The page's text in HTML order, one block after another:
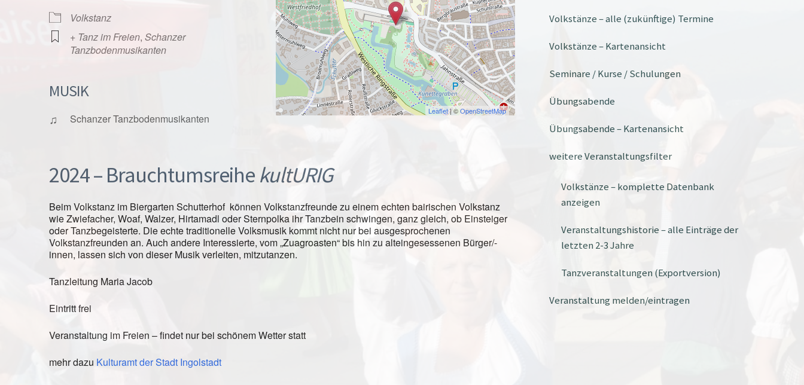
Volkstanz
+ Tanz im Freien, Schanzer
Tanzbodenmusikanten
MUSIK
♫ Schanzer Tanzbodenmusikanten
Leaflet| ©OpenStreetMap
2024 – Brauchtumsreihe kultURIG
Beim Volkstanz im Biergarten Schutterhof können Volkstanzfreunde zu einem echten bairischen Volkstanz
wie Zwiefacher, Woaf, Walzer, Hirtamadl oder Sternpolka ihr Tanzbein schwingen, ganz gleich, ob Einsteiger
oder Tanzbegeisterte. Die echte traditionelle Volksmusik kommt nicht nur bei ausgesprochenen
Volkstanzfreunden an. Auch andere Interessierte, vom „Zuagroasten“ bis hin zu alteingesessenen Bürger/-
innen, lassen sich von dieser Musik verleiten, mitzutanzen.
Tanzleitung Maria Jacob
Eintritt frei
Veranstaltung im Freien – findet nur bei schönem Wetter statt
mehr dazu Kulturamt der Stadt Ingolstadt
Volkstänze – alle (zukünftige) Termine
Volkstänze – Kartenansicht
Seminare / Kurse / Schulungen
Übungsabende
Übungsabende – Kartenansicht
weitere Veranstaltungsfilter
Volkstänze – komplette Datenbank
anzeigen
Veranstaltungshistorie – alle Einträge der
letzten 2-3 Jahre
Tanzveranstaltungen (Exportversion)
Veranstaltung melden/eintragen